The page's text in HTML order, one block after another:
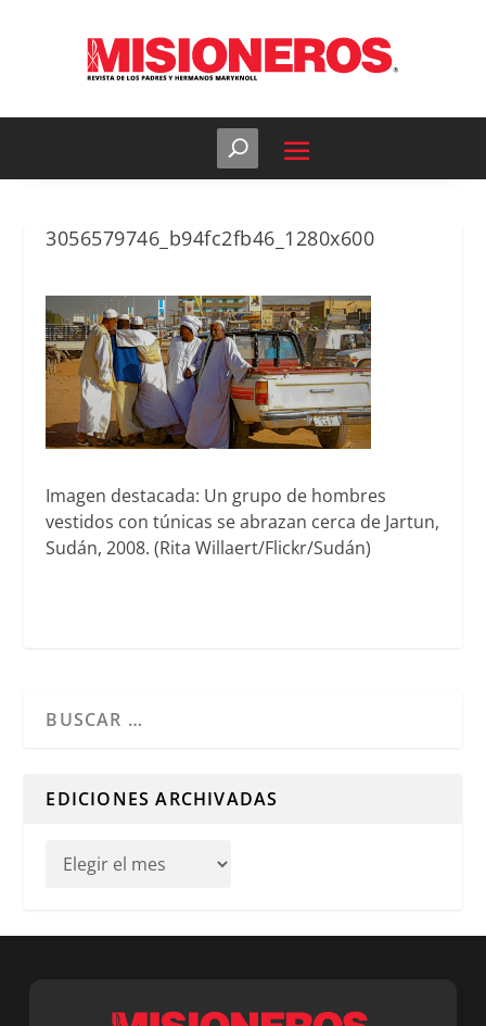
3056579746_b94fc2fb46_1280x600
Imagen destacada: Un grupo de hombres
vestidos con túnicas se abrazan cerca de Jartun,
Sudán, 2008. (Rita Willaert/Flickr/Sudán)
EDICIONES ARCHIVADAS